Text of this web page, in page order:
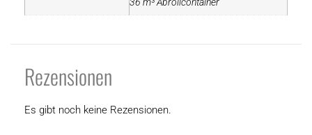
Rezensionen
Es gibt noch keine Rezensionen.